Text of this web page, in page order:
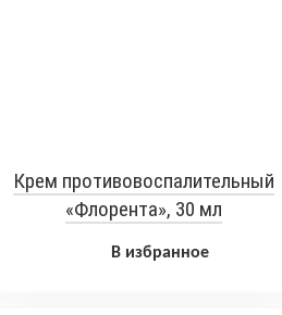
Крем противовоспалительный
«Флорента», 30 мл
В избранное